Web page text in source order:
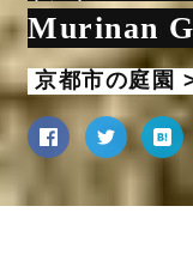
Murinan
京都市の庭園